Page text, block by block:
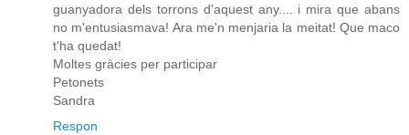
guanyadora dels torrons d'aquest any.... i mira que abans
no m'entusiasmava! Ara me'n menjaria la meitat! Que maco
t'ha quedat!
Moltes gràcies per participar
Petonets
Sandra
Respon